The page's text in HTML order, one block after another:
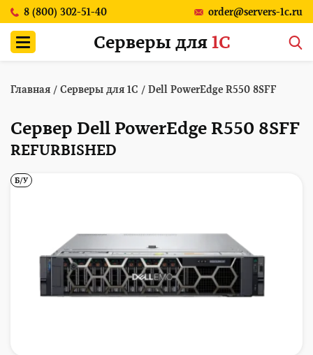
8 (800) 302-51-40 order@servers-1c.ru
Серверы для 1С
Главная / Серверы для 1С / Dell PowerEdge R550 8SFF
Сервер Dell PowerEdge R550 8SFF
REFURBISHED
Б/У